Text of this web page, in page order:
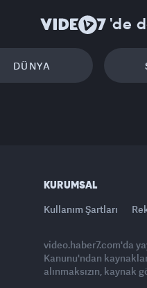
'de
DÜNYA
KURUMSAL
Kullanım Şartları
video.haber7.com'da
Kanunu'ndan
alınmaksızın,